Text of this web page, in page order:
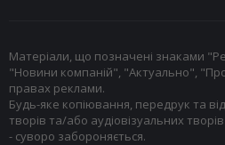
Матеріали, що позначені знаками
"Новини компаній", "Актуально",
правах реклами.
Будь-яке копіювання, передрук та
творів та/або аудіовізуальних
- суворо забороняється.